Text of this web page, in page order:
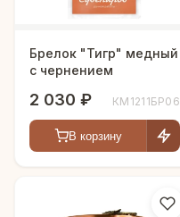
Брелок "Тигр" медный
с чернением
2 030 ₽ КМ1211БР06
В корзину